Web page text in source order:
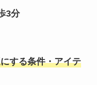
3分
する条件・アイテ